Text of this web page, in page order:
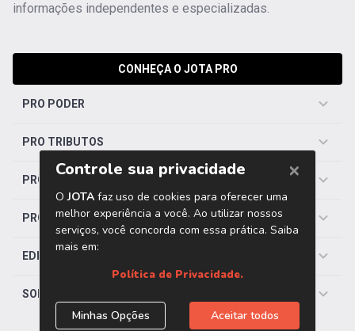
informações independentes e especializadas.
CONHEÇA O JOTA PRO
PRO PODER
PRO TRIBUTOS
PRO TRABALHISTA
PRO SAÚDE
EDITORIAS
SOBRE O JOTA